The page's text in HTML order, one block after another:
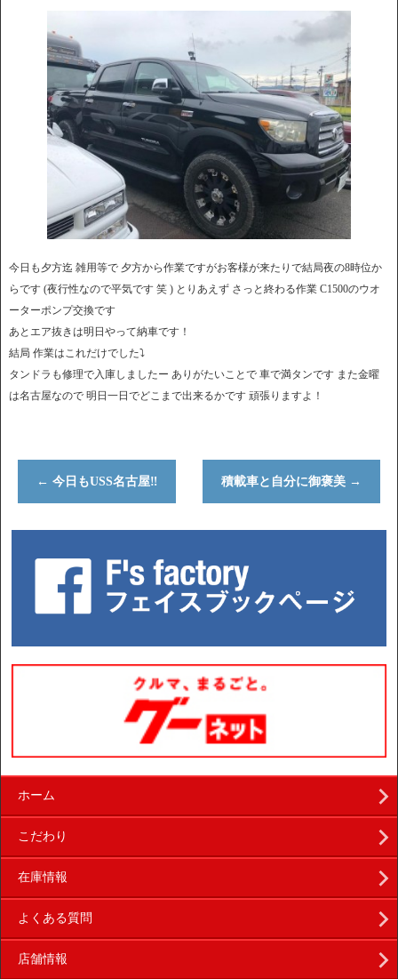
今日も夕方迄 雑用等で 夕方から作業ですがお客様が来たりで結局夜の8時位か
らです (夜行性なので平気です 笑 ) とりあえず さっと終わる作業 C1500のウオ
ーターポンプ交換です
あとエア抜きは明日やって納車です！
結局 作業はこれだけでした⤵︎
タンドラも修理で入庫しましたー ありがたいことで 車で満タンです また金曜
は名古屋なので 明日一日でどこまで出来るかです 頑張りますよ！
← 今日もUSS名古屋‼︎ 積載車と自分に御褒美 →
ホーム
こだわり
在庫情報
よくある質問
店舗情報